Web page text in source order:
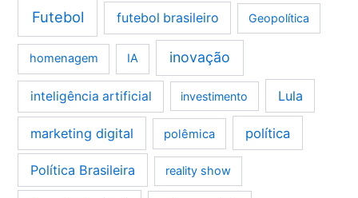
Futebol futebol brasileiro Geopolítica
homenagem IA inovação
inteligência artificial investimento Lula
marketing digital polêmica política
Política Brasileira reality show